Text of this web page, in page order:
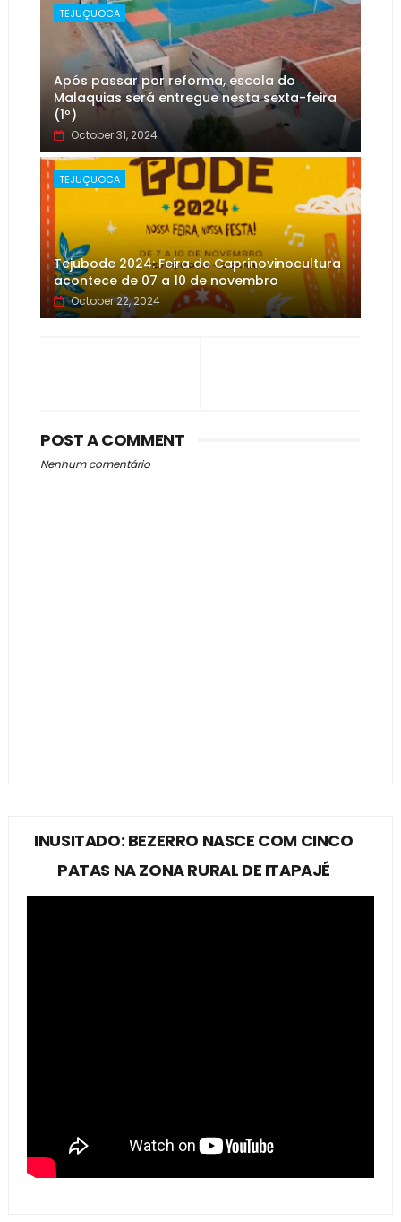
TEJUÇUOCA
Após passar por reforma, escola do
Malaquias será entregue nesta sexta-feira
(1º)
October 31, 2024
TEJUÇUOCA
Tejubode 2024: Feira de Caprinovinocultura
acontece de 07 a 10 de novembro
October 22, 2024
POST A COMMENT
Nenhum comentário
INUSITADO: BEZERRO NASCE COM CINCO
PATAS NA ZONA RURAL DE ITAPAJÉ